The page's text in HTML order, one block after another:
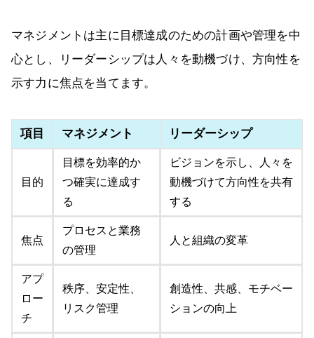
マネジメントは主に目標達成のための計画や管理を中
心とし、リーダーシップは人々を動機づけ、方向性を
示す力に焦点を当てます。
項目 マネジメント リーダーシップ
目的
目標を効率的か
つ確実に達成す
る
ビジョンを示し、人々を
動機づけて方向性を共有
する
焦点
プロセスと業務
の管理
人と組織の変革
アプ
ロー
チ
秩序、安定性、
リスク管理
創造性、共感、モチベー
ションの向上